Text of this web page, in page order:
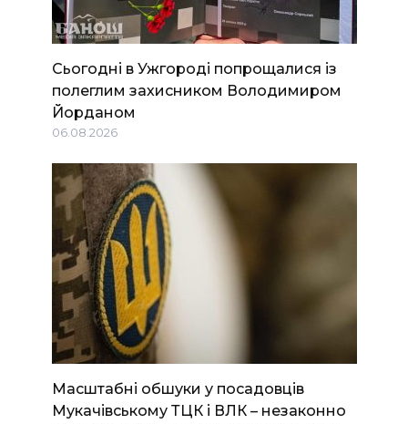
Сьогодні в Ужгороді попрощалися із
полеглим захисником Володимиром
Йорданом
06.08.2026
Масштабні обшуки у посадовців
Мукачівському ТЦК і ВЛК – незаконно